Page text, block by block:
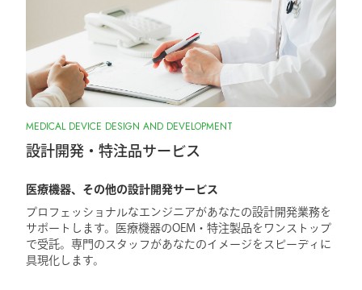
MEDICAL DEVICE DESIGN AND DEVELOPMENT
設計開発・特注品サービス
医療機器、その他の設計開発サービス
プロフェッショナルなエンジニアがあなたの設計開発業務を
サポートします。医療機器のOEM・特注製品をワンストップ
で受託。専門のスタッフがあなたのイメージをスピーディに
具現化します。